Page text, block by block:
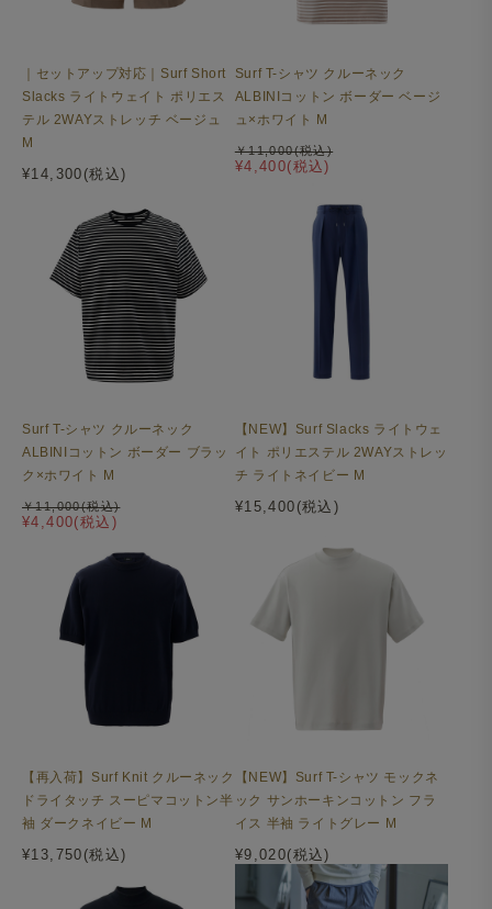
裾にはリブの切り替えを。ワッフル生地の立体感と相まっ
ます。
｜セットアップ対応｜Surf Short
Slacks ライトウェイト ポリエス
テル 2WAYストレッチ ベージュ
M
¥14,300(税込)
Surf T-シャツ クルーネック
ALBINIコットン ボーダー ベージ
ュ×ホワイト M
¥4,400(税込)
￥11,000(税込)
Surf T-シャツ クルーネック
ALBINIコットン ボーダー ブラッ
ク×ホワイト M
¥4,400(税込)
￥11,000(税込)
【NEW】Surf Slacks ライトウェ
イト ポリエステル 2WAYストレッ
チ ライトネイビー M
¥15,400(税込)
【再入荷】Surf Knit クルーネック
ドライタッチ スーピマコットン半
袖 ダークネイビー M
¥13,750(税込)
【NEW】Surf T-シャツ モックネ
ック サンホーキンコットン フラ
イス 半袖 ライトグレー M
¥9,020(税込)